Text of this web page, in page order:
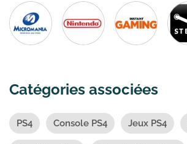
Catégories associées
PS4 Console PS4 Jeux PS4